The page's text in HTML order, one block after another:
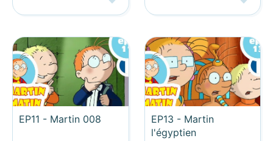
EP11 - Martin 008
EP13 - Martin
l'égyptien